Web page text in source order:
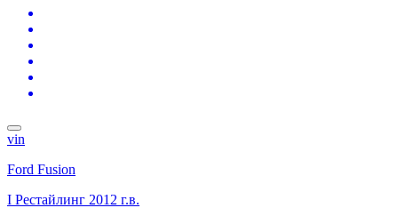
vin
Ford Fusion
I Рестайлинг 2012 г.в.